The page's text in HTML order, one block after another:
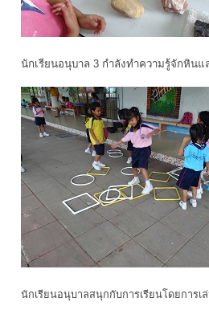
นักเรียนอนุบาล 3 กำลังทำความรู้จักหิน
นักเรียนอนุบาลสนุกกับการเรียนโดยการ